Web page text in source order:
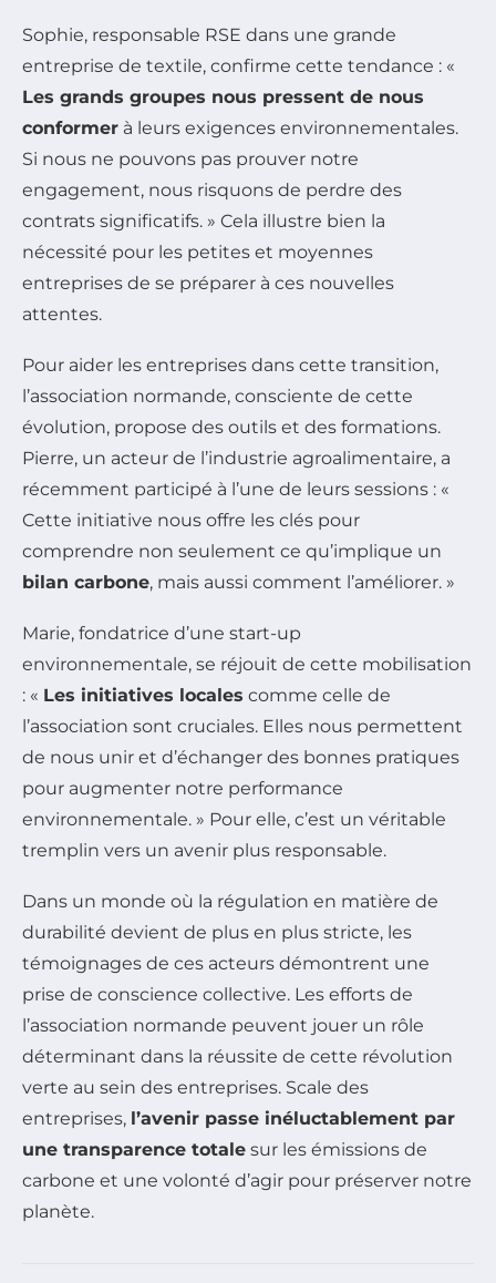
Sophie, responsable RSE dans une grande
entreprise de textile, confirme cette tendance : «
Les grands groupes nous pressent de nous
conformer à leurs exigences environnementales.
Si nous ne pouvons pas prouver notre
engagement, nous risquons de perdre des
contrats significatifs. » Cela illustre bien la
nécessité pour les petites et moyennes
entreprises de se préparer à ces nouvelles
attentes.
Pour aider les entreprises dans cette transition,
l’association normande, consciente de cette
évolution, propose des outils et des formations.
Pierre, un acteur de l’industrie agroalimentaire, a
récemment participé à l’une de leurs sessions : «
Cette initiative nous offre les clés pour
comprendre non seulement ce qu’implique un
bilan carbone, mais aussi comment l’améliorer. »
Marie, fondatrice d’une start-up
environnementale, se réjouit de cette mobilisation
: « Les initiatives locales comme celle de
l’association sont cruciales. Elles nous permettent
de nous unir et d’échanger des bonnes pratiques
pour augmenter notre performance
environnementale. » Pour elle, c’est un véritable
tremplin vers un avenir plus responsable.
Dans un monde où la régulation en matière de
durabilité devient de plus en plus stricte, les
témoignages de ces acteurs démontrent une
prise de conscience collective. Les efforts de
l’association normande peuvent jouer un rôle
déterminant dans la réussite de cette révolution
verte au sein des entreprises. Scale des
entreprises, l’avenir passe inéluctablement par
une transparence totale sur les émissions de
carbone et une volonté d’agir pour préserver notre
planète.